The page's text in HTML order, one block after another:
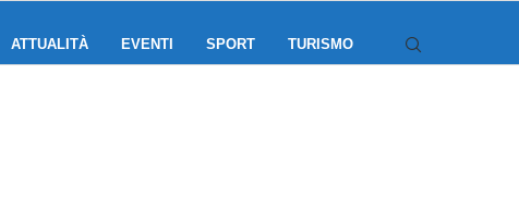
ATTUALITÀ EVENTI SPORT TURISMO